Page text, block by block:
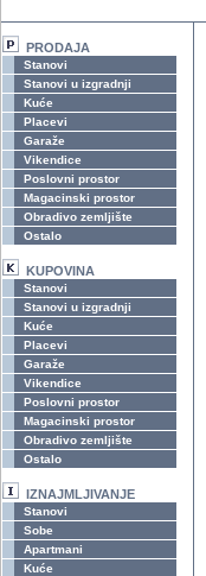
PRODAJA
Stanovi
Stanovi u izgradnji
Kuće
Placevi
Garaže
Vikendice
Poslovni prostor
Magacinski prostor
Obradivo zemljište
Ostalo
KUPOVINA
Stanovi
Stanovi u izgradnji
Kuće
Placevi
Garaže
Vikendice
Poslovni prostor
Magacinski prostor
Obradivo zemljište
Ostalo
IZNAJMLJIVANJE
Stanovi
Sobe
Apartmani
Kuće